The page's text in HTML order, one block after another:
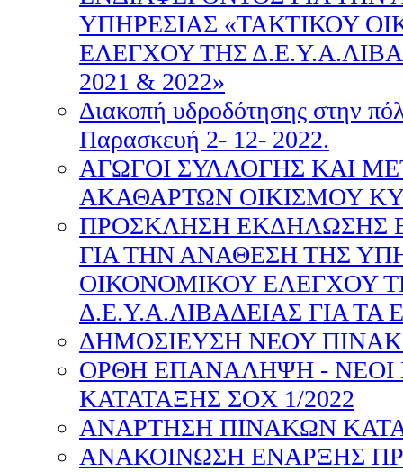
ΥΠΗΡΕΣΙΑΣ «ΤΑΚΤΙΚΟΥ
ΕΛΕΓΧΟΥ ΤΗΣ
2021 & 2022»
Διακοπή υδροδότησης στην
Παρασκευή 2- 12- 2022.
ΑΓΩΓΟΙ ΣΥΛΛΟΓΗΣ ΚΑΙ
ΑΚΑΘΑΡΤΩΝ ΟΙΚΙΣΜΟΥ
ΠΡΟΣΚΛΗΣΗ ΕΚΔΗΛΩΣΗΣ
ΓΙΑ ΤΗΝ ΑΝΑΘΕΣΗ ΤΗΣ
ΟΙΚΟΝΟΜΙΚΟΥ ΕΛΕΓΧΟΥ
Δ.Ε.Υ.Α.ΛΙΒΑΔΕΙΑΣ ΓΙΑ ΤΑ
ΔΗΜΟΣΙΕΥΣΗ ΝΕΟΥ
ΟΡΘΗ ΕΠΑΝΑΛΗΨΗ - ΝΕΟΙ
ΚΑΤΑΤΑΞΗΣ ΣΟΧ 1/2022
ΑΝΑΡΤΗΣΗ ΠΙΝΑΚΩΝ
ΑΝΑΚΟΙΝΩΣΗ ΕΝΑΡΞΗΣ